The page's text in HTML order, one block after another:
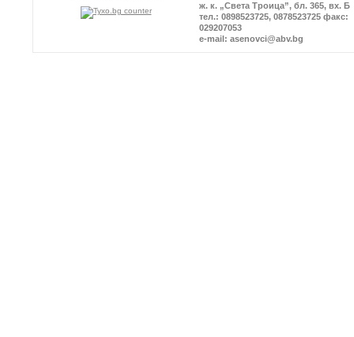
ж. к. „Света Троица”, бл. 365, вх. Б
тел.: 0898523725, 0878523725 факс:
029207053
e-mail: asenovci@abv.bg